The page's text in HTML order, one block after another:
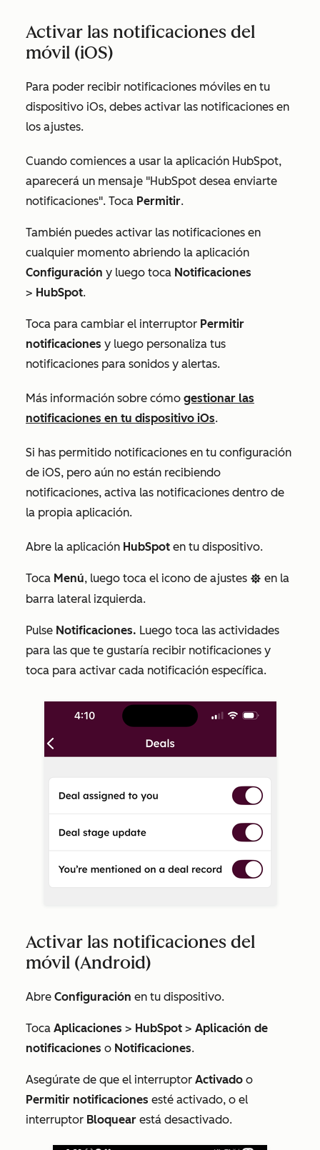
Activar las notificaciones del
móvil (iOS)
Para poder recibir notificaciones móviles en tu
dispositivo iOs, debes activar las notificaciones en
los ajustes.
Cuando comiences a usar la aplicación HubSpot,
aparecerá un mensaje "HubSpot desea enviarte
notificaciones". Toca Permitir.
También puedes activar las notificaciones en
cualquier momento abriendo la aplicación
Configuración y luego toca Notificaciones
> HubSpot.
Toca para cambiar el interruptor Permitir
notificaciones y luego personaliza tus
notificaciones para sonidos y alertas.
Más información sobre cómo gestionar las
notificaciones en tu dispositivo iOs.
Si has permitido notificaciones en tu configuración
de iOS, pero aún no están recibiendo
notificaciones, activa las notificaciones dentro de
la propia aplicación.
Abre la aplicación HubSpot en tu dispositivo.
Toca Menú, luego toca el icono de ajustes settings en la
barra lateral izquierda.
Pulse Notificaciones. Luego toca las actividades
para las que te gustaría recibir notificaciones y
toca para activar cada notificación específica.
Activar las notificaciones del
móvil (Android)
Abre Configuración en tu dispositivo.
Toca Aplicaciones > HubSpot > Aplicación de
notificaciones o Notificaciones.
Asegúrate de que el interruptor Activado o
Permitir notificaciones esté activado, o el
interruptor Bloquear está desactivado.